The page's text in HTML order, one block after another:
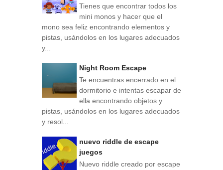
Tienes que encontrar todos los
mini monos y hacer que el
mono sea feliz encontrando elementos y
pistas, usándolos en los lugares adecuados
y...
Night Room Escape
Te encuentras encerrado en el
dormitorio e intentas escapar de
ella encontrando objetos y
pistas, usándolos en los lugares adecuados
y resol...
nuevo riddle de escape
juegos
Nuevo riddle creado por escape